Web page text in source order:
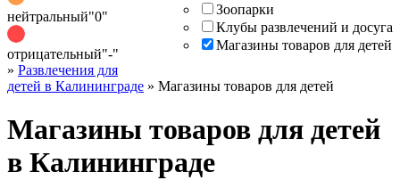
Зоопарки
Клубы развлечений и досуга
Магазины товаров для детей
нейтральный"0"
отрицательный"-"
» Развлечения для
детей в Калининграде » Магазины товаров для детей
Магазины товаров для детей
в Калининграде